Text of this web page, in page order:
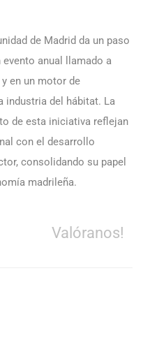
de Madrid da un paso
anual llamado a
en un motor de
industria del hábitat. La
de esta iniciativa reflejan
con el desarrollo
consolidando su papel
madrileña.
Valóranos!